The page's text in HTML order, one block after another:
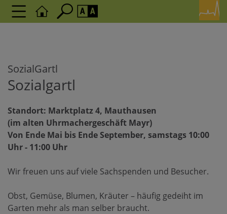
AAA
A A A A A
SozialGartl
Sozialgartl
Standort: Marktplatz 4, Mauthausen
(im alten Uhrmachergeschäft Mayr)
Von Ende Mai bis Ende September, samstags 10:00
Uhr - 11:00 Uhr
Wir freuen uns auf viele Sachspenden und Besucher.
Obst, Gemüse, Blumen, Kräuter – häufig gedeiht im
Garten mehr als man selber braucht.